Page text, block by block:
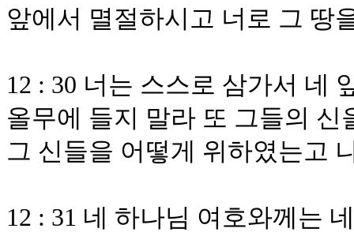
앞에서 멸절하시고 너로 그 땅
12 : 30 너는 스스로 삼가서 네
올무에 들지 말라 또 그들의
그 신들을 어떻게 위하였는고
12 : 31 네 하나님 여호와께는